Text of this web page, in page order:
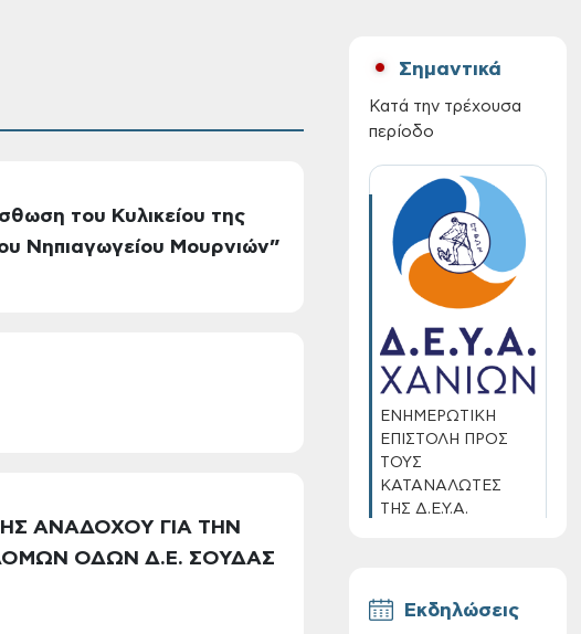
του Κυλικείου της
Νηπιαγωγείου Μουρνιών”
ΑΝΑΔΟΧΟΥ ΓΙΑ ΤΗΝ
ΟΔΩΝ Δ.Ε. ΣΟΥΔΑΣ
Σημαντικά
Κατά την τρέχουσα
περίοδο
ΕΝΗΜΕΡΩΤΙΚΗ
ΕΠΙΣΤΟΛΗ ΠΡΟΣ
ΤΟΥΣ
ΚΑΤΑΝΑΛΩΤΕΣ
ΤΗΣ Δ.Ε.Υ.Α.
Εκδηλώσεις